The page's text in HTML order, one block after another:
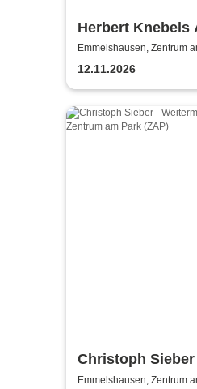
Herbert Knebels
- Voll Karacho!
Emmelshausen, Zentrum
12.11.2026
Christoph Sieber
Weitermachen!
Emmelshausen, Zentrum